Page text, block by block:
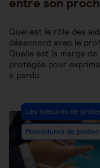
entre son
Quel est le rôle des
désaccord avec le
Quelle est la marge
protégée pour
a perdu…
Post
Category:
Les mesures de
Procédures de